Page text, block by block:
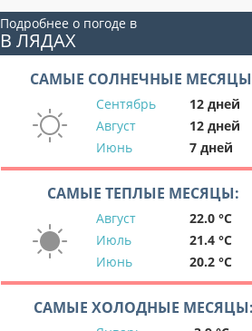
Подробнее о погоде в
В ЛЯДАХ
САМЫЕ СОЛНЕЧНЫЕ
Сентябрь
12 дней
Август
12 дней
Июнь
7 дней
САМЫЕ ТЕПЛЫЕ МЕСЯЦЫ:
Август
22.0 °C
Июль
21.4 °C
Июнь
20.2 °C
САМЫЕ ХОЛОДНЫЕ МЕСЯЦЫ: